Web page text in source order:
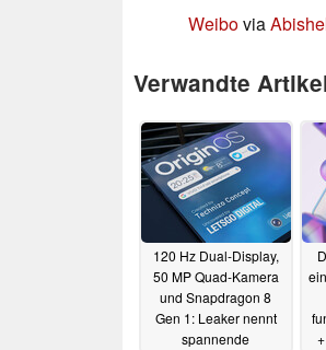
Weibovia
Verwandte
120 Hz Dual-Display,
50 MP Quad-Kamera
und Snapdragon 8
Gen 1: Leaker nennt
spannende